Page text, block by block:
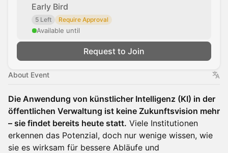
Early Bird
5 Left Require Approval
Available until
Request to Join
About Event
Die Anwendung von künstlicher Intelligenz (KI) in der
öffentlichen Verwaltung ist keine Zukunftsvision mehr
– sie findet bereits heute statt. Viele Institutionen
erkennen das Potenzial, doch nur wenige wissen, wie
sie es wirksam für bessere Abläufe und